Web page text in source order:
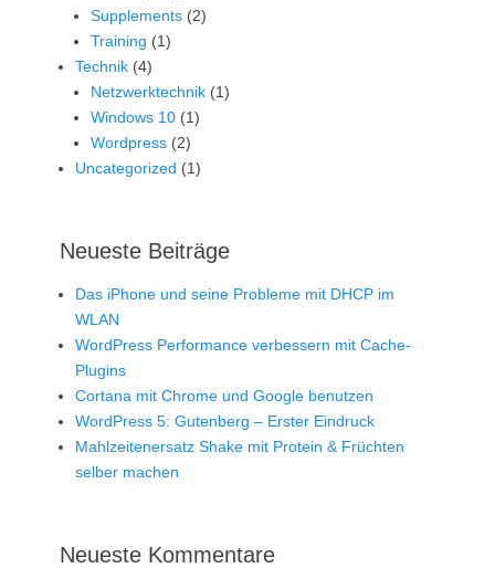
Supplements (2)
Training (1)
Technik (4)
Netzwerktechnik (1)
Windows 10 (1)
Wordpress (2)
Uncategorized (1)
Neueste Beiträge
Das iPhone und seine Probleme mit DHCP im
WLAN
WordPress Performance verbessern mit Cache-
Plugins
Cortana mit Chrome und Google benutzen
WordPress 5: Gutenberg – Erster Eindruck
Mahlzeitenersatz Shake mit Protein & Früchten
selber machen
Neueste Kommentare